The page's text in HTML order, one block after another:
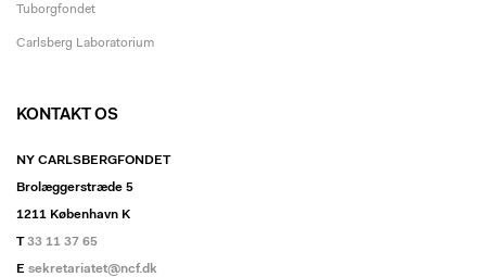
Tuborgfondet
Carlsberg Laboratorium
KONTAKT OS
NY CARLSBERGFONDET
Brolæggerstræde 5
1211 København K
T33 11 37 65
E sekretariatet@ncf.dk